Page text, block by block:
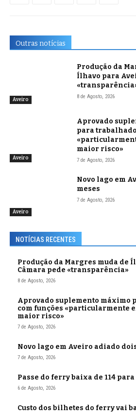
Outras notícias
Aveiro
Produção da
Ílhavo para
8 de Agosto, 2026
Aveiro
Aprovado
para
maior risco»
7 de Agosto, 2026
Aveiro
Novo lago em
meses
7 de Agosto, 2026
NOTÍCIAS RECENTES
Produção da Margres muda de
Câmara pede «transparência»
8 de Agosto, 2026
Aprovado suplemento máximo
com funções «particularmente
maior risco»
7 de Agosto, 2026
Novo lago em Aveiro adiado
7 de Agosto, 2026
Passe do ferry baixa de 114 para
6 de Agosto, 2026
Custo dos bilhetes do ferry vai